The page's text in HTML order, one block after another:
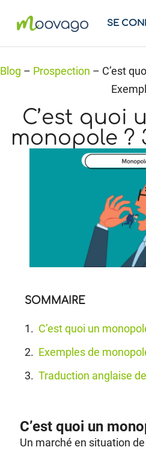
SE
Blog – Prospection – C’est
C’est quoi
monopole ?
SOMMAIRE
C’est quoi un
Exemples de
Traduction anglaise
C’est quoi un
Un marché en situation